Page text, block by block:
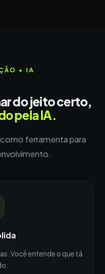
+ IA
do jeito certo,
pela IA.
ferramenta para
Você entende o que tá